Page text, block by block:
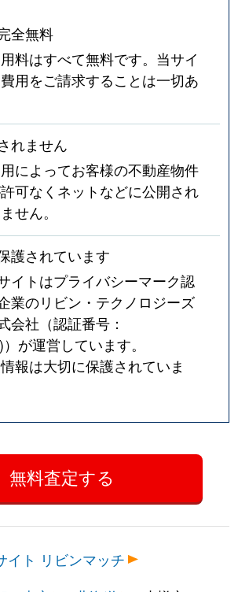
全無料
料はすべて無料です。当サイ
用をご請求することは一切あ
れません
によってお客様の不動産物件
可なくネットなどに公開され
せん。
護されています
イトはプライバシーマーク認
業のリビン・テクノロジーズ
会社（認証番号：
）が運営しています。
報は大切に保護されていま
イト リビンマッチ